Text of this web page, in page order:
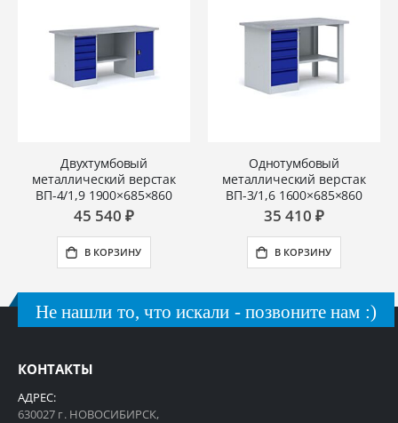
Двухтумбовый
металлический верстак
ВП-4/1,9 1900×685×860
45 540 ₽
В КОРЗИНУ
Однотумбовый
металлический верстак
ВП-3/1,6 1600×685×860
35 410 ₽
В КОРЗИНУ
Не нашли то, что искали - позвоните нам :)
КОНТАКТЫ
АДРЕС:
630027 г. НОВОСИБИРСК,